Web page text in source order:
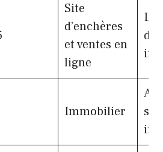
Site
d’enchères
et ventes en
ligne
Immobilier